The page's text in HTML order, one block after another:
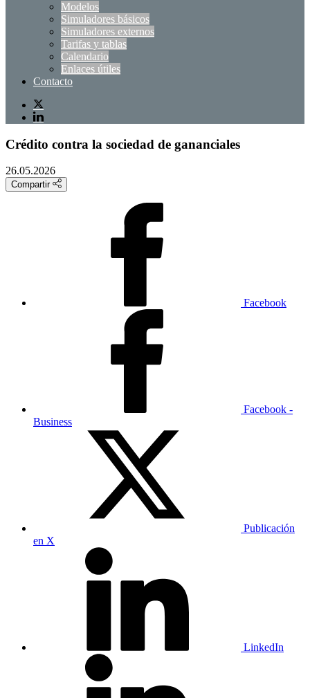
Modelos
Simuladores básicos
Simuladores externos
Tarifas y tablas
Calendario
Enlaces útiles
Contacto
Crédito contra la sociedad de gananciales
26.05.2026
Compartir
Facebook
Facebook -
Business
Publicación
en X
LinkedIn